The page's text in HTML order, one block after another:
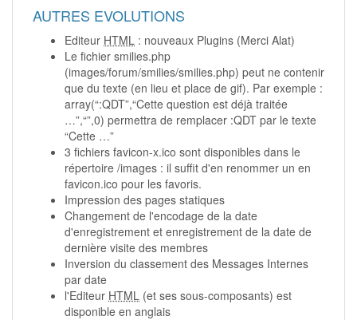
AUTRES EVOLUTIONS
Editeur HTML : nouveaux Plugins (Merci Alat)
Le fichier smilies.php
(images/forum/smilies/smilies.php) peut ne contenir
que du texte (en lieu et place de gif). Par exemple :
array(“:QDT”,“Cette question est déjà traitée
…”,“”,0) permettra de remplacer :QDT par le texte
“Cette …”
3 fichiers favicon-x.ico sont disponibles dans le
répertoire /images : il suffit d'en renommer un en
favicon.ico pour les favoris.
Impression des pages statiques
Changement de l'encodage de la date
d'enregistrement et enregistrement de la date de
dernière visite des membres
Inversion du classement des Messages Internes
par date
l'Editeur HTML (et ses sous-composants) est
disponible en anglais